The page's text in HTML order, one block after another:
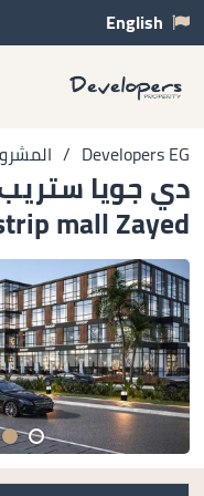
English
Developers EG
/
دي جويا
mall Zayed